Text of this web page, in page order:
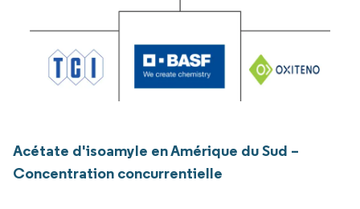
Acétate d'isoamyle en Amérique du Sud –
Concentration concurrentielle